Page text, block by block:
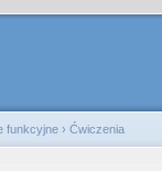
funkcyjne › Ćwiczenia